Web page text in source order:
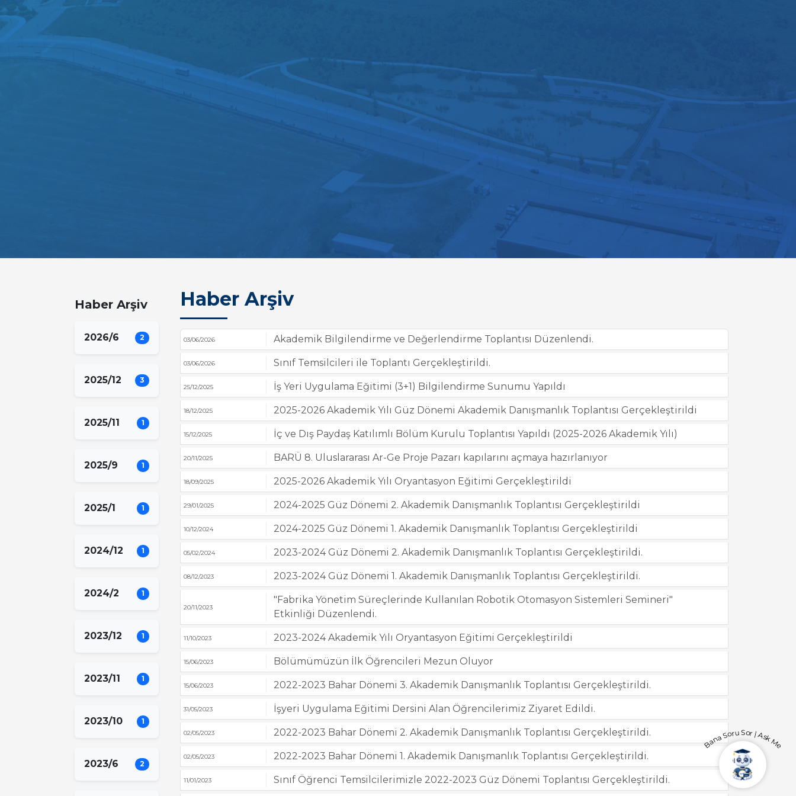
Haber Arşiv
2026/6 2
2025/12 3
2025/11 1
2025/9 1
2025/1 1
2024/12 1
2024/2 1
2023/12 1
2023/11 1
2023/10 1
2023/6 2
Haber Arşiv
03/06/2026 Akademik Bilgilendirme ve Değerlendirme Toplantısı Düzenlendi.
03/06/2026 Sınıf Temsilcileri ile Toplantı Gerçekleştirildi.
25/12/2025 İş Yeri Uygulama Eğitimi (3+1) Bilgilendirme Sunumu Yapıldı
18/12/2025 2025-2026 Akademik Yılı Güz Dönemi Akademik Danışmanlık Toplantısı Gerçekleştirildi
15/12/2025 İç ve Dış Paydaş Katılımlı Bölüm Kurulu Toplantısı Yapıldı (2025-2026 Akademik Yılı)
20/11/2025 BARÜ 8. Uluslararası Ar-Ge Proje Pazarı kapılarını açmaya hazırlanıyor
18/09/2025 2025-2026 Akademik Yılı Oryantasyon Eğitimi Gerçekleştirildi
29/01/2025 2024-2025 Güz Dönemi 2. Akademik Danışmanlık Toplantısı Gerçekleştirildi
10/12/2024 2024-2025 Güz Dönemi 1. Akademik Danışmanlık Toplantısı Gerçekleştirildi
05/02/2024 2023-2024 Güz Dönemi 2. Akademik Danışmanlık Toplantısı Gerçekleştirildi.
08/12/2023 2023-2024 Güz Dönemi 1. Akademik Danışmanlık Toplantısı Gerçekleştirildi.
20/11/2023
"Fabrika Yönetim Süreçlerinde Kullanılan Robotik Otomasyon Sistemleri Semineri"
Etkinliği Düzenlendi.
11/10/2023 2023-2024 Akademik Yılı Oryantasyon Eğitimi Gerçekleştirildi
15/06/2023 Bölümümüzün İlk Öğrencileri Mezun Oluyor
15/06/2023 2022-2023 Bahar Dönemi 3. Akademik Danışmanlık Toplantısı Gerçekleştirildi.
31/05/2023 İşyeri Uygulama Eğitimi Dersini Alan Öğrencilerimiz Ziyaret Edildi.
02/05/2023 2022-2023 Bahar Dönemi 2. Akademik Danışmanlık Toplantısı Gerçekleştirildi.
02/05/2023 2022-2023 Bahar Dönemi 1. Akademik Danışmanlık Toplantısı Gerçekleştirildi.
11/01/2023 Sınıf Öğrenci Temsilcilerimizle 2022-2023 Güz Dönemi Toplantısı Gerçekleştirildi.
Bana Soru Sor | Ask Me